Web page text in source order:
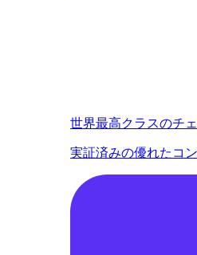
世界最高クラスのチ
実証済みの優れたコ